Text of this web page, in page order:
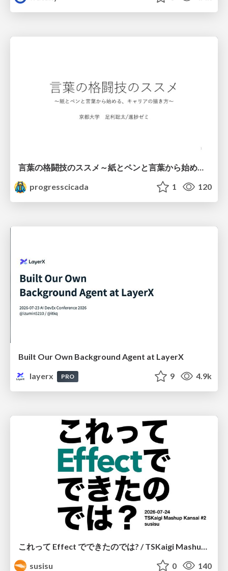
progresscicada
1 120
Built Our Own Background Agent at LayerX
layerx
PRO 9 4.9k
susisu
0 140